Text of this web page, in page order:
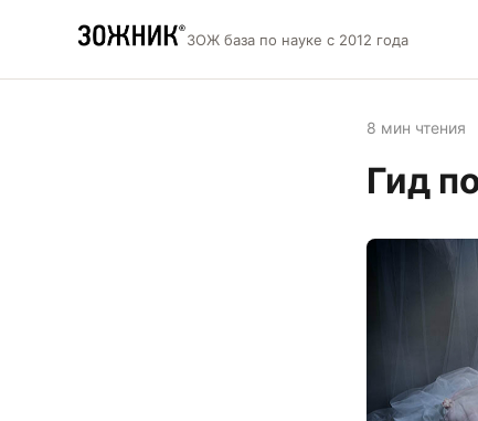
ЗОЖ база по науке с 2012 года
8 мин чтения
Гид